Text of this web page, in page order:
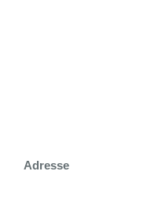
Adresse